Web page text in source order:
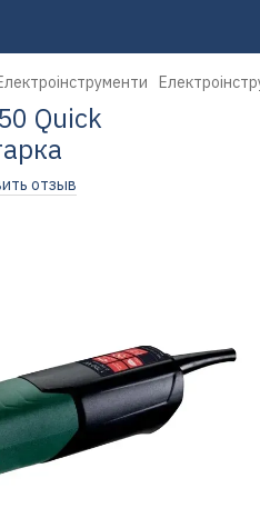
Quick
отзыв